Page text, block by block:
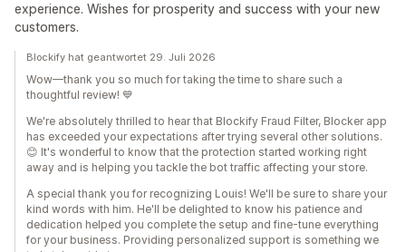
experience. Wishes for prosperity and success with your new
customers.
Blockify hat geantwortet 29. Juli 2026
Wow—thank you so much for taking the time to share such a
thoughtful review! 💙
We're absolutely thrilled to hear that Blockify Fraud Filter, Blocker app
has exceeded your expectations after trying several other solutions.
😊 It's wonderful to know that the protection started working right
away and is helping you tackle the bot traffic affecting your store.
A special thank you for recognizing Louis! We'll be sure to share your
kind words with him. He'll be delighted to know his patience and
dedication helped you complete the setup and fine-tune everything
for your business. Providing personalized support is something we